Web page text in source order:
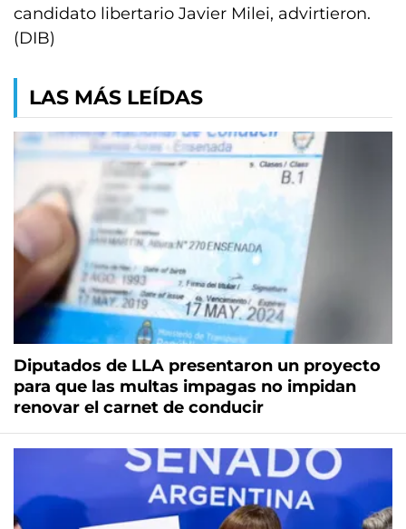
candidato libertario Javier Milei, advirtieron.
(DIB)
LAS MÁS LEÍDAS
Diputados de LLA presentaron un proyecto
para que las multas impagas no impidan
renovar el carnet de conducir